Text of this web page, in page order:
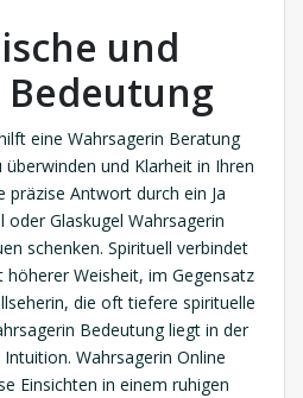
und
eine Wahrsagerin Beratung
und Klarheit in Ihren
präzise Antwort durch ein Ja
oder Glaskugel Wahrsagerin
schenken. Spirituell verbindet
höherer Weisheit, im Gegensatz
die oft tiefere spirituelle
Bedeutung liegt in der
Wahrsagerin Online
Einsichten in einem ruhigen